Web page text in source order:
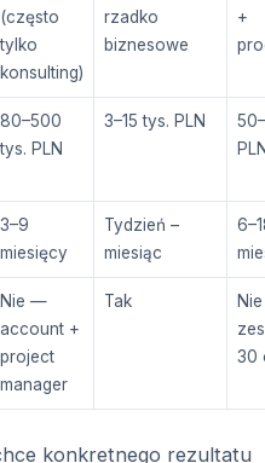
(często
tylko
konsulting)
rzadko
biznesowe
+
80–500
tys. PLN
3–15 tys. PLN
3–9
miesięcy
Tydzień –
miesiąc
Nie —
account +
project
manager
Tak
30
konkretnego rezultatu